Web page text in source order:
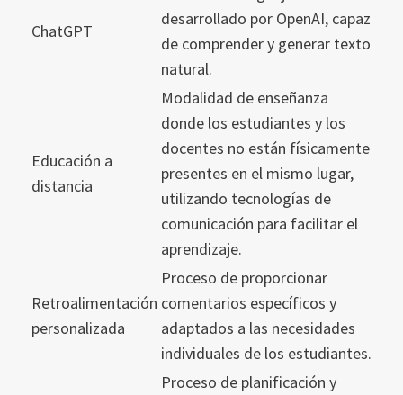
ChatGPT
desarrollado por OpenAI, capaz
de comprender y generar texto
natural.
Educación a
distancia
Modalidad de enseñanza
donde los estudiantes y los
docentes no están físicamente
presentes en el mismo lugar,
utilizando tecnologías de
comunicación para facilitar el
aprendizaje.
Retroalimentación
personalizada
Proceso de proporcionar
comentarios específicos y
adaptados a las necesidades
individuales de los estudiantes.
Proceso de planificación y